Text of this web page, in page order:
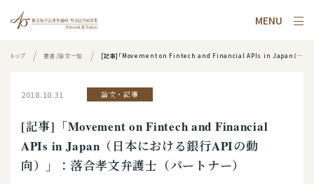
MENU
トップ 著書/論文一覧 [記事]「Movement on Fintech and Financial APIs in Japan（日本における銀行APIの動向）」：落合孝文弁護士（パートナー）
2018.10.31 論文・記事
[記事]「Movement on Fintech and Financial
APIs in Japan（日本における銀行APIの動
向）」：落合孝文弁護士（パートナー）